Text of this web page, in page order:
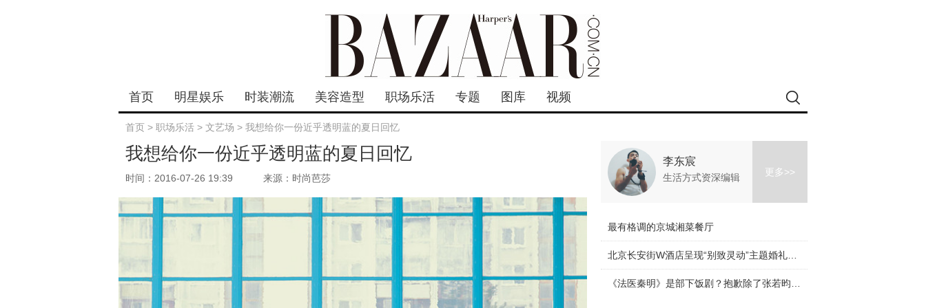
首页 明星娱乐 时装潮流 美容造型 职场乐活 专题 图库 视频
首页 > 职场乐活 > 文艺场 > 我想给你一份近乎透明蓝的夏日回忆
我想给你一份近乎透明蓝的夏日回忆
时间：2016-07-26 19:39 来源：时尚芭莎
李东宸
生活方式资深编辑 更多>>
最有格调的京城湘菜餐厅